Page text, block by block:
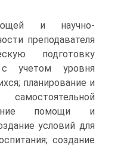
и научно-
преподавателя
подготовку
с учетом уровня
планирование и
помощи и
условий для
создание